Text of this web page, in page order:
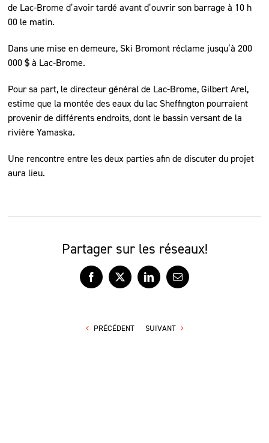
de Lac-Brome d’avoir tardé avant d’ouvrir son barrage à 10 h
00 le matin.
Dans une mise en demeure, Ski Bromont réclame jusqu’à 200
000 $ à Lac-Brome.
Pour sa part, le directeur général de Lac-Brome, Gilbert Arel,
estime que la montée des eaux du lac Sheffington pourraient
provenir de différents endroits, dont le bassin versant de la
rivière Yamaska.
Une rencontre entre les deux parties afin de discuter du projet
aura lieu.
Partager sur les réseaux!
Facebook
X LinkedInCourriel
PRÉCÉDENT SUIVANT